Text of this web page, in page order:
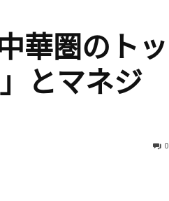
華圏のトッ
とマネジ
0